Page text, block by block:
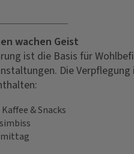
wachen Geist
ist die Basis für
Die
& Snacks